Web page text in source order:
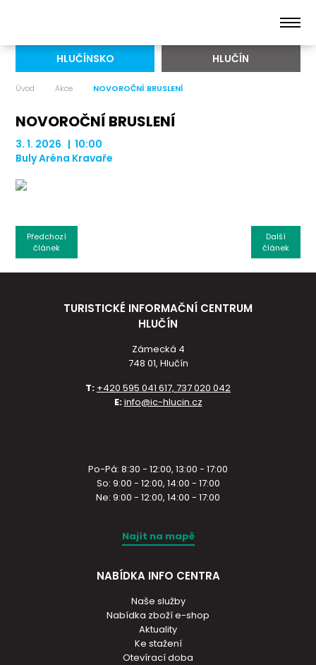
HLUČÍNSKO HLUČÍN
Úvod Akce NOVOROČNÍ BRUSLENÍ
NOVOROČNÍ BRUSLENÍ
3. 1. 2026 | 10:00
Buly Aréna Kravaře
Další
článek
Předchozí
článek
TURISTICKÉ INFORMAČNÍ CENTRUM
HLUČÍN
Zámecká 4
748 01, Hlučín
T: +420 595 041 617, 737 020 042
E:info@ic-hlucin.cz
Po-Pá: 8:30 - 12:00, 13:00 - 17:00
So: 9:00 - 12:00, 14:00 - 17:00
Ne: 9:00 - 12:00, 14:00 - 17:00
Najít na mapě
NABÍDKA INFO CENTRA
Naše služby
Nabídka zboží e-shop
Aktuality
Ke stažení
Otevírací doba